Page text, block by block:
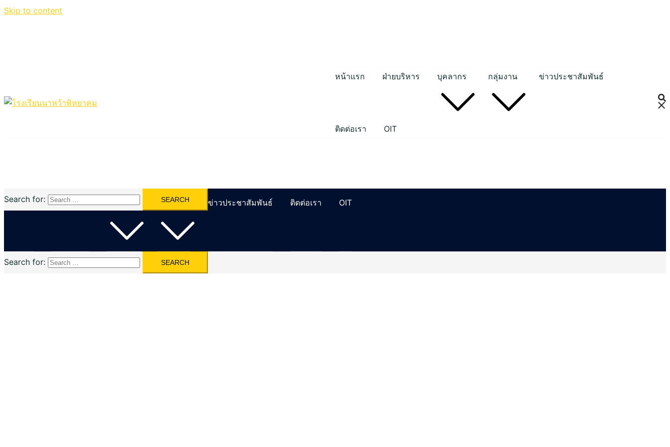
Skip to content
หน้าแรก ฝ่ายบริหาร บุคลากร กลุ่มงาน ข่าวประชาสัมพันธ์
ติดต่อเรา OIT
Search for:
หน้าแรก ฝ่ายบริหาร บุคลากร กลุ่มงาน ข่าวประชาสัมพันธ์ ติดต่อเรา OIT
Search for: